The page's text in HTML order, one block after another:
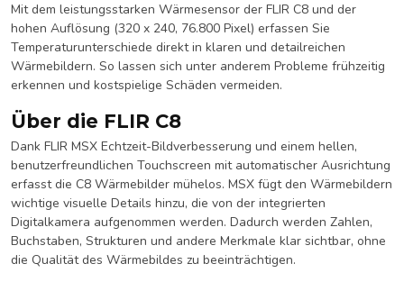
Mit dem leistungsstarken Wärmesensor der FLIR C8 und der
hohen Auflösung (320 x 240, 76.800 Pixel) erfassen Sie
Temperaturunterschiede direkt in klaren und detailreichen
Wärmebildern. So lassen sich unter anderem Probleme frühzeitig
erkennen und kostspielige Schäden vermeiden.
Über die FLIR C8
Dank FLIR MSX Echtzeit-Bildverbesserung und einem hellen,
benutzerfreundlichen Touchscreen mit automatischer Ausrichtung
erfasst die C8 Wärmebilder mühelos. MSX fügt den Wärmebildern
wichtige visuelle Details hinzu, die von der integrierten
Digitalkamera aufgenommen werden. Dadurch werden Zahlen,
Buchstaben, Strukturen und andere Merkmale klar sichtbar, ohne
die Qualität des Wärmebildes zu beeinträchtigen.